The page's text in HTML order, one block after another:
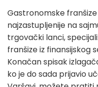
Gastronomske
najzastupljenije na
trgovački lanci,
franšize iz finansijskog
Konačan spisak
ko je do sada prijavio